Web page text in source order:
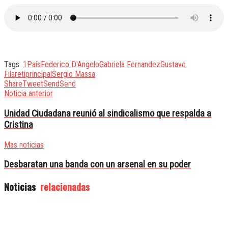
Tags: 1PaísFederico D'AngeloGabriela FernandezGustavo
FilaretiprincipalSergio Massa
ShareTweetSendSend
Noticia anterior
Unidad Ciudadana reunió al sindicalismo que respalda a
Cristina
Mas noticias
Desbaratan una banda con un arsenal en su poder
Noticias relacionadas